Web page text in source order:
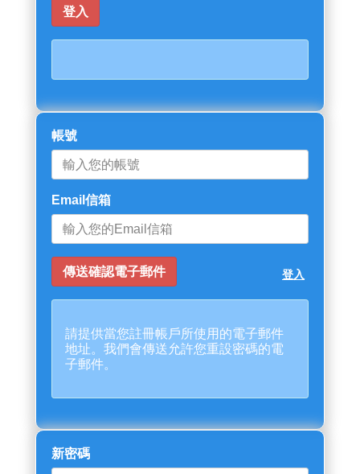
帳號
Email信箱
登入
請提供當您註冊帳戶所使用的電子郵件
地址。我們會傳送允許您重設密碼的電
子郵件。
新密碼